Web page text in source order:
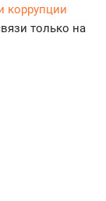
коррупции
только на